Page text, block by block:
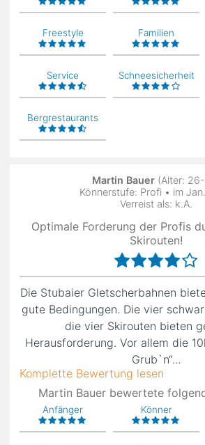
Freestyle Familien
Service Schneesicherheit
Bergrestaurants
Martin Bauer(Alter:
Könnerstufe: Profi • im
Verreist als: k.A.
Optimale Forderung der Profis
Skirouten!
Die Stubaier Gletscherbahnen
gute Bedingungen. Die vier
die vier Skirouten bieten
Herausforderung. Vor allem die
Grub`n“...
Komplette Bewertung lesen
Martin Bauer bewertete
Anfänger Könner